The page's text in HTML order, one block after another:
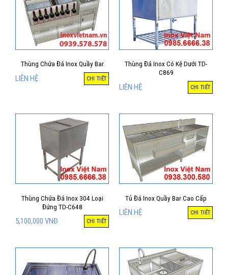
Thùng Chứa Đá Inox Quầy Bar
LIÊN HỆ CHI TIẾT
Thùng Đá Inox Có Kệ Dưới TD-
C869
LIÊN HỆ CHI TIẾT
Thùng Chứa Đá Inox 304 Loại
Đứng TD-C648
5,100,000 VNĐ CHI TIẾT
Tủ Đá Inox Quầy Bar Cao Cấp
LIÊN HỆ CHI TIẾT